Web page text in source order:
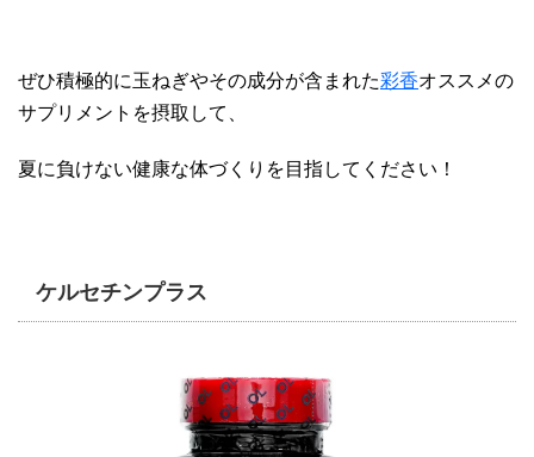
ぜひ積極的に玉ねぎやその成分が含まれた彩香オススメの
サプリメントを摂取して、
夏に負けない健康な体づくりを目指してください！
ケルセチンプラス